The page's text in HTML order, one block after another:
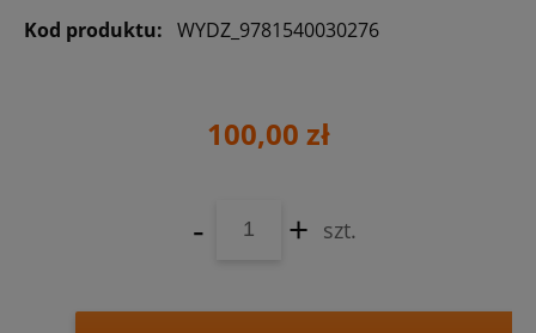
Kod produktu: WYDZ_9781540030276
100,00 zł
- + szt.